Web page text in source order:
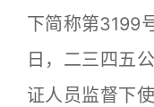
下简称第3199
日，二三四五
证人员监督下